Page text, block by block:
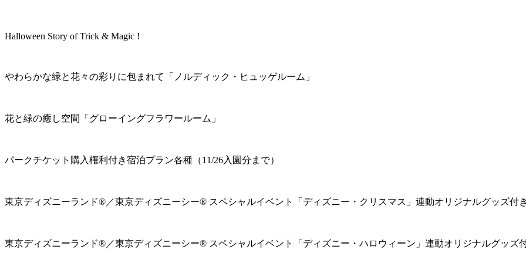
Halloween Story of Trick & Magic !
やわらかな緑と花々の彩りに包まれて「ノルディック・ヒュッゲルーム」
花と緑の癒し空間「グローイングフラワールーム」
パークチケット購入権利付き宿泊プラン各種（11/26入園分まで）
東京ディズニーランド®／東京ディズニーシー® スペシャルイベント「ディズニー・クリスマス」連動オリジナルグッズ付
東京ディズニーランド®／東京ディズニーシー® スペシャルイベント「ディズニー・ハロウィーン」連動オリジナルグッズ